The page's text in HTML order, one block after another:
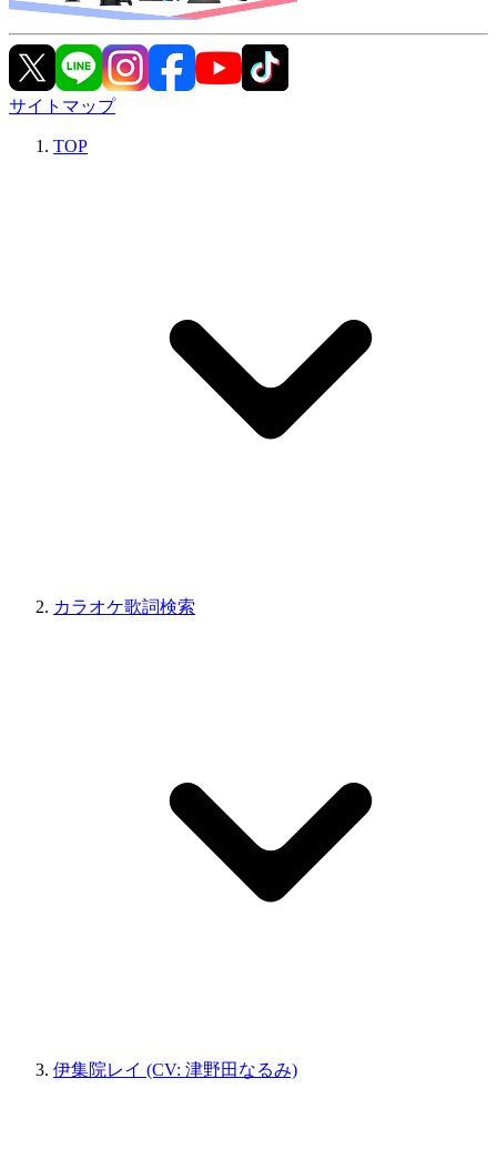
サイトマップ
TOP
カラオケ歌詞検索
伊集院レイ (CV: 津野田なるみ)